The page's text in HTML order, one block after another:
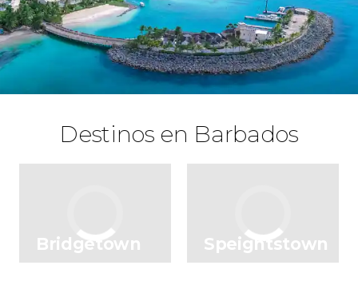
Destinos en Barbados
Bridgetown Speightstown